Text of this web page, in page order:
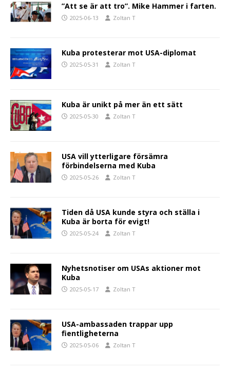
”Att se är att tro”. Mike Hammer i farten.
2025-06-13 Zoltan T
Kuba protesterar mot USA-diplomat
2025-05-31 Zoltan T
Kuba är unikt på mer än ett sätt
2025-05-30 Zoltan T
USA vill ytterligare försämra
förbindelserna med Kuba
2025-05-26 Zoltan T
Tiden då USA kunde styra och ställa i
Kuba är borta för evigt!
2025-05-24 Zoltan T
Nyhetsnotiser om USAs aktioner mot
Kuba
2025-05-17 Zoltan T
USA-ambassaden trappar upp
fientligheterna
2025-05-06 Zoltan T